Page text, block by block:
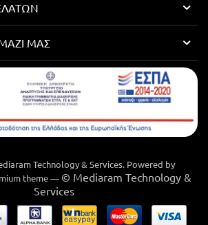
ΜΑΣ
Technology & Services. Powered by
theme — © Mediaram Technology &
Services